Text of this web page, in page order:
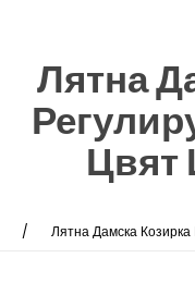
Лятна
Цвят
Лятна Дамска